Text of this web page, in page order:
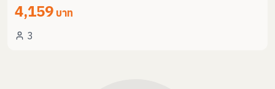
4,159 บาท
3